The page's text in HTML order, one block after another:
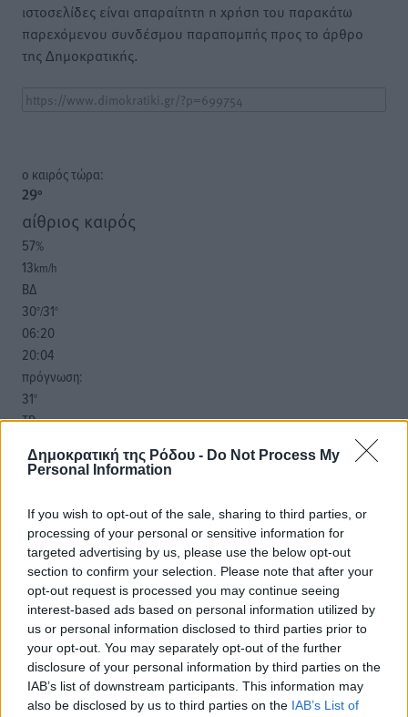
Δημοκρατική της Ρόδου - Do Not Process My
Personal Information
If you wish to opt-out of the sale, sharing to third parties, or
processing of your personal or sensitive information for
targeted advertising by us, please use the below opt-out
section to confirm your selection. Please note that after your
opt-out request is processed you may continue seeing
interest-based ads based on personal information utilized by
us or personal information disclosed to third parties prior to
your opt-out. You may separately opt-out of the further
disclosure of your personal information by third parties on the
IAB’s list of downstream participants. This information may
also be disclosed by us to third parties on the IAB’s List of
ιστοσελίδες είναι απαραίτητη η χρήση του παρακάτω
παρεχόμενου συνδέσμου παραπομπής προς το άρθρο
της Δημοκρατικής.
o καιρός τώρα:
29°
αίθριος καιρός
57%
13km/h
ΒΔ
30°/31°
06:20
20:04
πρόγνωση:
31°
ΤΡ
ΤΕ
ΠΕ
30°
ΠΑ